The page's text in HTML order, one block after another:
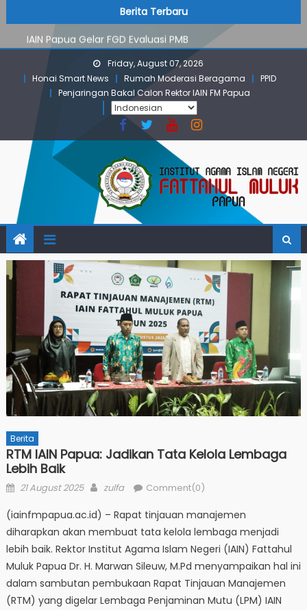
to
content
Berita Terbaru
IAIN Papua Gelar FGD Evaluasi PMB
KKN IAIN Papua: Kelompok Skow Sae Kolaborasi dengan
KKN UGM dan Uncen
Para Mahasiswa PGMI IAIN Papua Tembus Jurnal
Terindeks Google Scholar
Pembekalan KKN: Bangun Komunikasi Aktif dengan
Masyarakat
PMB Jalur Mandiri: Peserta Ujian Dari Lanny Jaya Hingga
Maluku
Friday, August 07, 2026
Honai Smart News
Rumah Moderasi Beragama
PPID
Penjaringan Bakal Calon Rektor IAIN FM Papua
Berita
RTM IAIN Papua: Jadikan Tata Kelola Lembaga
Lebih Baik
Posted
21 August 2025 Author
zulfa Comment(0)
(iainfmpapua.ac.id) – Rapat tinjauan manajemen
diharapkan akan membuat tata kelola lembaga menjadi
lebih baik. Rektor Institut Agama Islam Negeri (IAIN) Fattahul
Muluk Papua Dr. H. Marwan Sileuw, M.Pd menyampaikan hal ini
dalam sambutan pembukaan Rapat Tinjauan Manajemen
(RTM) yang digelar Lembaga Penjaminan Mutu (LPM) IAIN